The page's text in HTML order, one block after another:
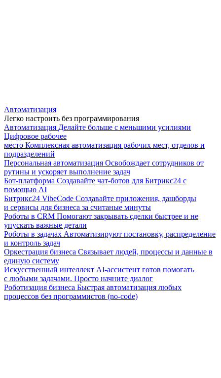
Автоматизация
Легко настроить без программирования
Автоматизация Делайте больше с меньшими усилиями
Цифровое рабочее
место Комплексная автоматизация рабочих мест, отделов и
подразделений
Персональная автоматизация Освобождает сотрудников от
рутины и ускоряет выполнение задач
Бот-платформа Создавайте чат-ботов для Битрикс24 с
помощью AI
Битрикс24 VibeCode Создавайте приложения, дашборды
и сервисы для бизнеса за считаные минуты
Роботы в CRM Помогают закрывать сделки быстрее и не
упускать важные детали
Роботы в задачах Автоматизируют постановку, распределение
и контроль задач
Оркестрация бизнеса Связывает людей, процессы и данные в
единую систему
Искусственный интеллект AI-ассистент готов помогать
с любыми задачами. Просто начните диалог
Роботизация бизнеса Быстрая автоматизация любых
процессов без программистов (no-code)